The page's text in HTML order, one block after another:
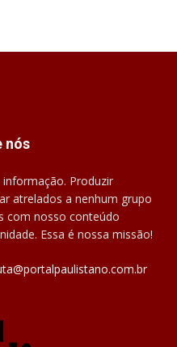
nós
Produzir
atrelados a nenhum grupo
com nosso conteúdo
Essa é nossa missão!